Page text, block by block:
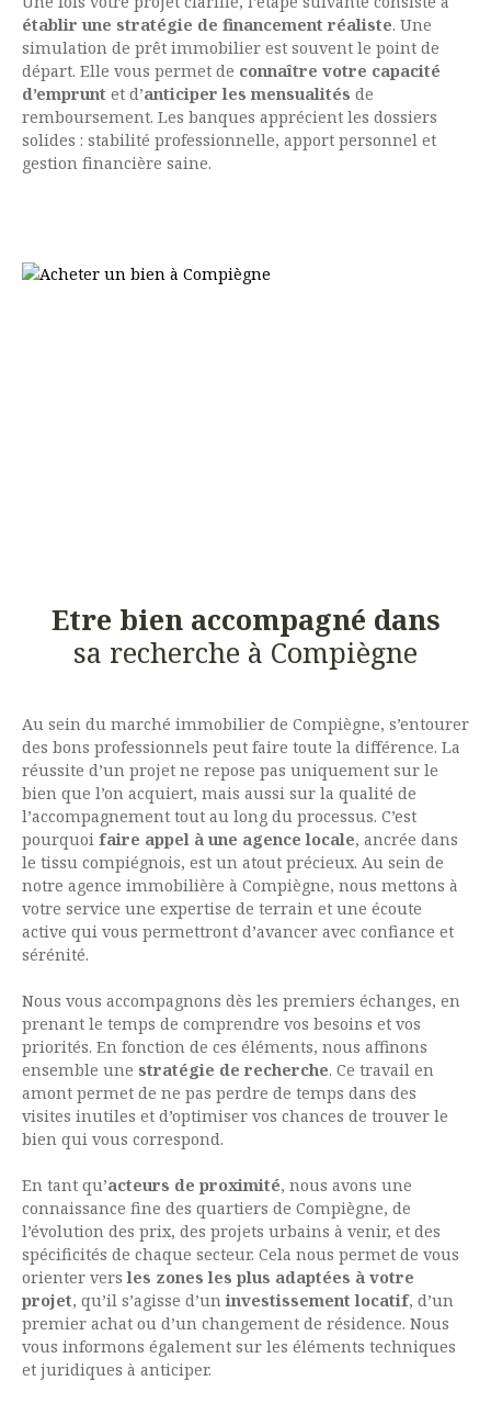
établir une stratégie de financement réaliste. Une
simulation de prêt immobilier est souvent le point de
départ. Elle vous permet de connaître votre capacité
d’emprunt et d’anticiper les mensualités de
remboursement. Les banques apprécient les dossiers
solides : stabilité professionnelle, apport personnel et
gestion financière saine.
Etre bien accompagné dans
sa recherche à Compiègne
Au sein du marché immobilier de Compiègne, s’entourer
des bons professionnels peut faire toute la différence. La
réussite d’un projet ne repose pas uniquement sur le
bien que l’on acquiert, mais aussi sur la qualité de
l’accompagnement tout au long du processus. C’est
pourquoi faire appel à une agence locale, ancrée dans
le tissu compiégnois, est un atout précieux. Au sein de
notre agence immobilière à Compiègne, nous mettons à
votre service une expertise de terrain et une écoute
active qui vous permettront d’avancer avec confiance et
sérénité.
Nous vous accompagnons dès les premiers échanges, en
prenant le temps de comprendre vos besoins et vos
priorités. En fonction de ces éléments, nous affinons
ensemble une stratégie de recherche. Ce travail en
amont permet de ne pas perdre de temps dans des
visites inutiles et d’optimiser vos chances de trouver le
bien qui vous correspond.
En tant qu’acteurs de proximité, nous avons une
connaissance fine des quartiers de Compiègne, de
l’évolution des prix, des projets urbains à venir, et des
spécificités de chaque secteur. Cela nous permet de vous
orienter versles zones les plus adaptées à votre
projet, qu’il s’agisse d’uninvestissement locatif, d’un
premier achat ou d’un changement de résidence. Nous
vous informons également sur les éléments techniques
et juridiques à anticiper.